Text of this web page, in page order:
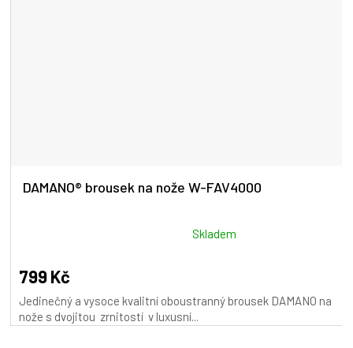
DAMANO® brousek na nože W-FAV4000
produktu
je
5,0
z
Skladem
799 Kč
Jedinečný a vysoce kvalitní oboustranný brousek DAMANO na
nože s dvojitou zrnitostí v luxusní...